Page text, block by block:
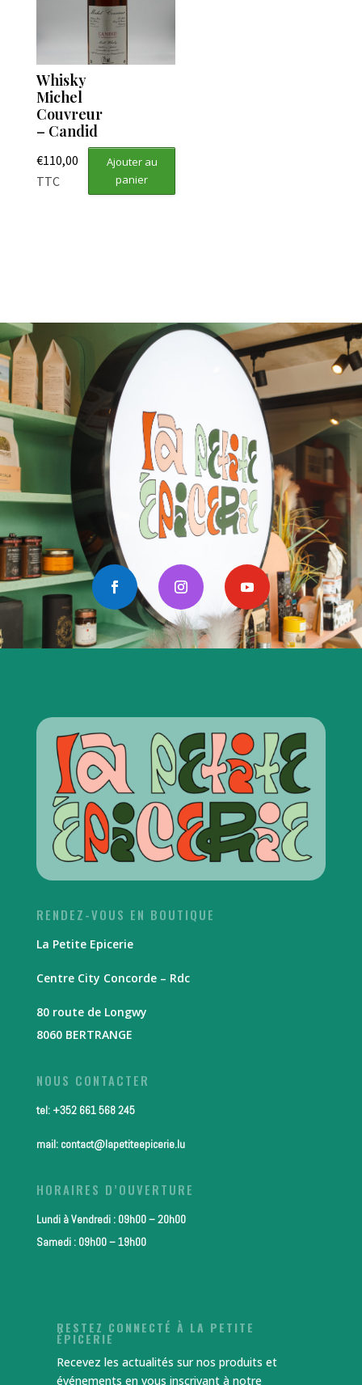
Whisky
Michel
Couvreur
– Candid
€110,00
TTC
Ajouter au
panier
RENDEZ-VOUS EN BOUTIQUE
La Petite Epicerie
Centre City Concorde – Rdc
80 route de Longwy
8060 BERTRANGE
NOUS CONTACTER
tel: +352 661 568 245
mail: contact@lapetiteepicerie.lu
HORAIRES D’OUVERTURE
Lundi à Vendredi : 09h00 – 20h00
Samedi : 09h00 – 19h00
RESTEZ CONNECTÉ À LA PETITE
ÉPICERIE
Recevez les actualités sur nos produits et
événements en vous inscrivant à notre